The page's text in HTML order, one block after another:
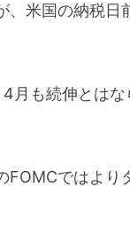
米国の納税日
月も続伸とは
ではより